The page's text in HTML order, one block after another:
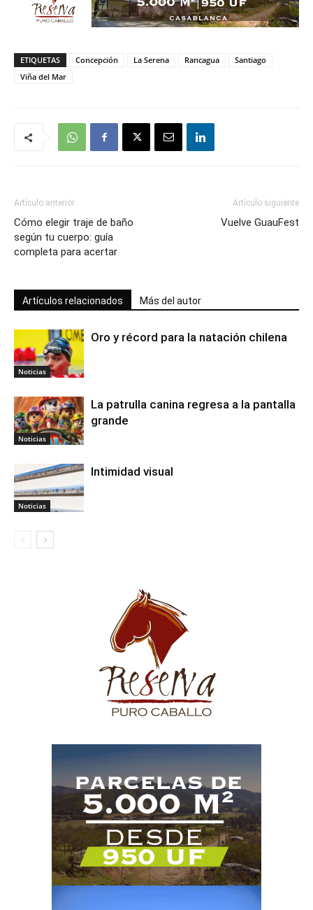
ETIQUETAS Concepción La Serena Rancagua
Santiago
Viña del Mar
Artículo anterior
Cómo elegir traje de baño
según tu cuerpo: guía
completa para acertar
Artículo siguiente
Vuelve GuauFest
Artículos relacionados Más del autor
Noticias
Oro y récord para la natación chilena
Noticias
La patrulla canina regresa a la pantalla
grande
Noticias
Intimidad visual